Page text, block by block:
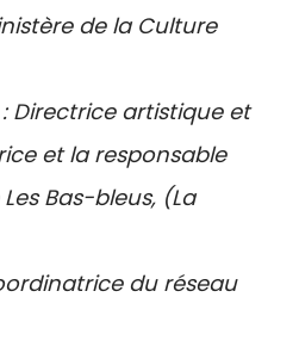
de la Culture
: Directrice artistique et
et la responsable
Bas-bleus, (La
du réseau